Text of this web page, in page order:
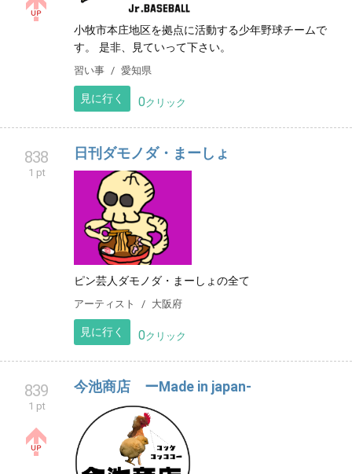
小牧市本庄地区を拠点に活動する少年野球チームで
す。 是非、見ていって下さい。
習い事 愛知県
見に行く 0クリック
838
1 pt
日刊ダモノダ・まーしょ
ピン芸人ダモノダ・まーしょの全て
アーティスト 大阪府
見に行く 0クリック
839
1 pt
今池商店 ーMade in japan-